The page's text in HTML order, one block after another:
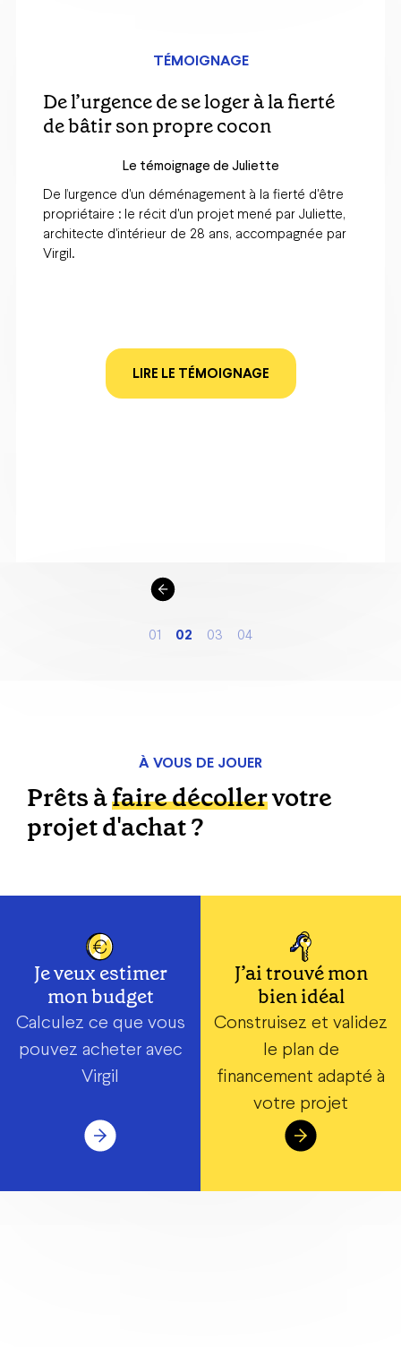
TÉMOIGNAGE
Marion, entrepreneure — Devenir
propriétaire alors que son
Le témoignage de Marion
Un retour de vacances et un coup de foudre
immobilier : Marion est devenue propriétaire avec
Virgil alors que son banquier disait non.
LIRE LE TÉMOIGNAGE
1 2 3 4
À VOUS DE JOUER
Prêts àfaire décollervotre
projet d'achat ?
Je veux estimer
mon budget
Calculez ce que vous
pouvez acheter avec
Virgil
J’ai trouvé mon
bien idéal
Construisez et validez
le plan de
financement adapté à
votre projet